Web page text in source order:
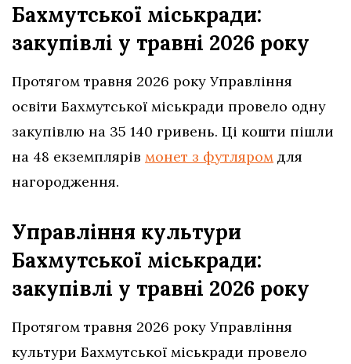
Бахмутської міськради:
закупівлі у травні 2026 року
Протягом травня 2026 року Управління
освіти Бахмутської міськради провело одну
закупівлю на 35 140 гривень. Ці кошти пішли
на 48 екземплярів монет з футляром для
нагородження.
Управління культури
Бахмутської міськради:
закупівлі у травні 2026 року
Протягом травня 2026 року Управління
культури Бахмутської міськради провело